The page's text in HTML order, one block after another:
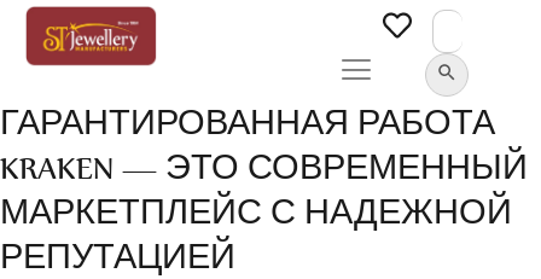
Search
SEARCH BUTTON
ГАРАНТИРОВАННАЯ РАБОТА
KRAKEN — ЭТО СОВРЕМЕННЫЙ
МАРКЕТПЛЕЙС С НАДЕЖНОЙ
РЕПУТАЦИЕЙ